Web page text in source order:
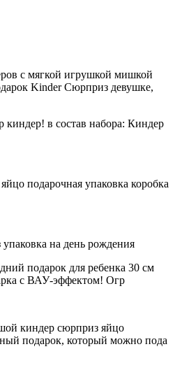
с мягкой игрушкой мишкой
Kinder Сюрприз девушке,
в состав набора: Киндер
подарочная упаковка коробка
на день рождения
подарок для ребенка 30 см
с ВАУ-эффектом! Огр
киндер сюрприз яйцо
подарок, который можно пода